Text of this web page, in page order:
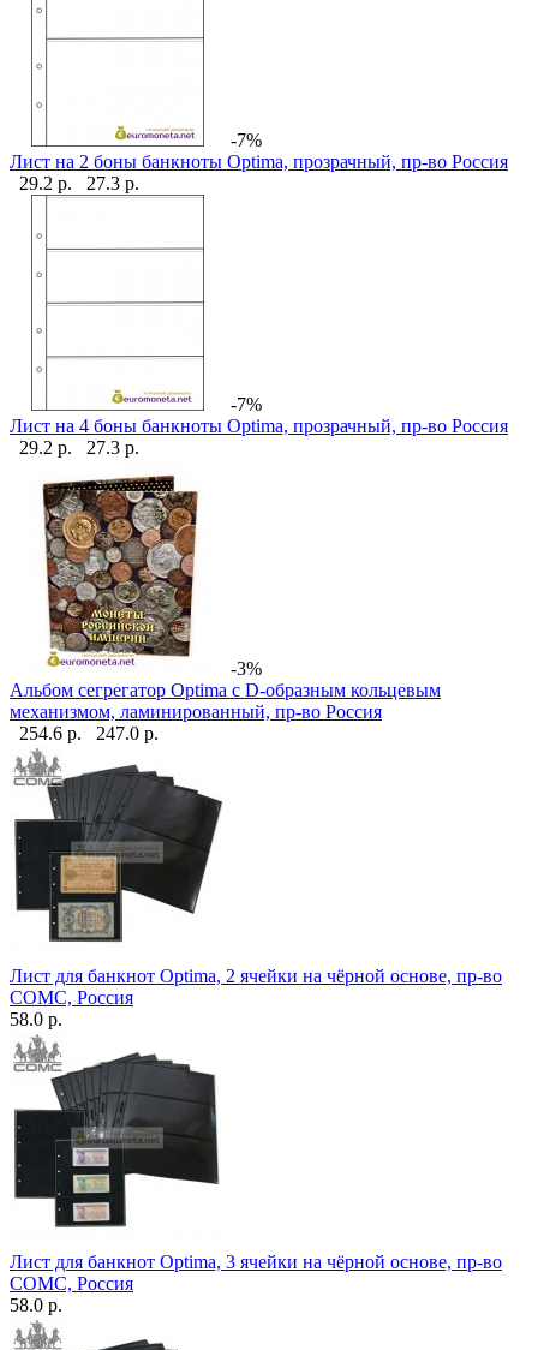
-7%
Лист на 2 боны банкноты Optima, прозрачный, пр-во Россия
29.2 р.
27.3 р.
-7%
Лист на 4 боны банкноты Optima, прозрачный, пр-во Россия
29.2 р.
27.3 р.
-3%
Альбом сегрегатор Optima с D-образным кольцевым
механизмом, ламинированный, пр-во Россия
254.6 р.
247.0 р.
Лист для банкнот Optima, 2 ячейки на чёрной основе, пр-во
СОМС, Россия
58.0 р.
Лист для банкнот Optima, 3 ячейки на чёрной основе, пр-во
СОМС, Россия
58.0 р.